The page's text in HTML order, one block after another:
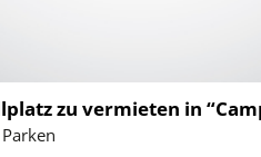
zu vermieten in